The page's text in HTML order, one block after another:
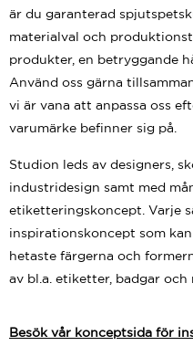
är du garanterad
materialval och
produkter, en betryggande
Använd oss gärna
vi är vana att anpassa oss
varumärke befinner sig på.
Studion leds av designers,
industridesign samt med
etiketteringskoncept. Varje
inspirationskoncept som
hetaste färgerna och
av bl.a. etiketter, badgar och
Besök vår konceptsida för